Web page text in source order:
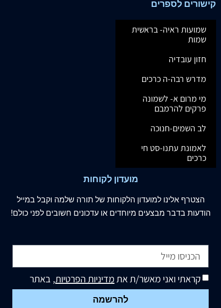
קישורים לספרים
שמועות ראיה- בראשית
שמות
חזון עובדיה
מדרש רבה-ה כרכים
מי מרום א- לשמונה
פרקים להרמבם
לב השמים-חנוכה
לאמונת עתנו-סט חי
כרכים
מועדון לקוחות
הצטרף אלינו למועדון הלקוחות של תורה שלמה וקבל במייל
הודעות בדבר מבצעים מיוחדים או עדכונים חשובים לפני כולם!
קראתי ואני מאשר/ת אתמדיניות הפרטיות, באתר
להרשמה